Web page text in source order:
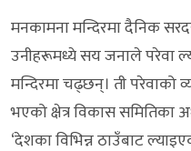
मनकामना मन्दिरमा दैनिक
उनीहरूमध्ये सय जनाले परेवा
मन्दिरमा चढ्छन्। ती परेवाको
भएको क्षेत्र विकास समितिका
‘देशका विभिन्न ठाउँबाट